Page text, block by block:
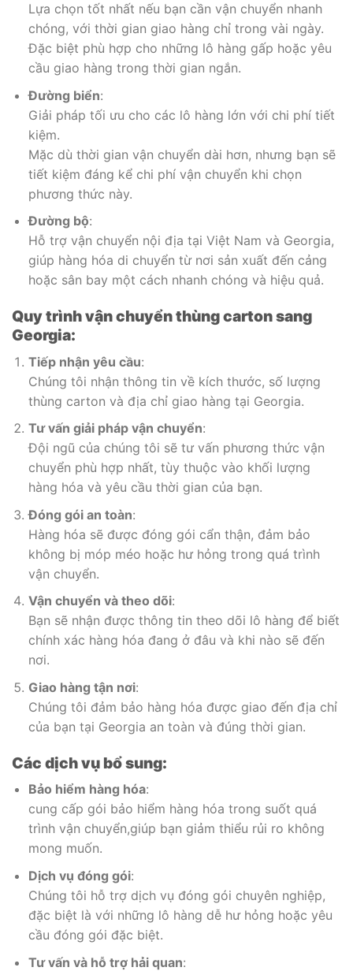
Lựa chọn tốt nhất nếu bạn cần vận chuyển nhanh
chóng, với thời gian giao hàng chỉ trong vài ngày.
Đặc biệt phù hợp cho những lô hàng gấp hoặc yêu
cầu giao hàng trong thời gian ngắn.
Đường biển:
Giải pháp tối ưu cho các lô hàng lớn với chi phí tiết
kiệm.
Mặc dù thời gian vận chuyển dài hơn, nhưng bạn sẽ
tiết kiệm đáng kể chi phí vận chuyển khi chọn
phương thức này.
Đường bộ:
Hỗ trợ vận chuyển nội địa tại Việt Nam và Georgia,
giúp hàng hóa di chuyển từ nơi sản xuất đến cảng
hoặc sân bay một cách nhanh chóng và hiệu quả.
Quy trình vận chuyển thùng carton sang
Georgia:
Tiếp nhận yêu cầu:
Chúng tôi nhận thông tin về kích thước, số lượng
thùng carton và địa chỉ giao hàng tại Georgia.
Tư vấn giải pháp vận chuyển:
Đội ngũ của chúng tôi sẽ tư vấn phương thức vận
chuyển phù hợp nhất, tùy thuộc vào khối lượng
hàng hóa và yêu cầu thời gian của bạn.
Đóng gói an toàn:
Hàng hóa sẽ được đóng gói cẩn thận, đảm bảo
không bị móp méo hoặc hư hỏng trong quá trình
vận chuyển.
Vận chuyển và theo dõi:
Bạn sẽ nhận được thông tin theo dõi lô hàng để biết
chính xác hàng hóa đang ở đâu và khi nào sẽ đến
nơi.
Giao hàng tận nơi:
Chúng tôi đảm bảo hàng hóa được giao đến địa chỉ
của bạn tại Georgia an toàn và đúng thời gian.
Các dịch vụ bổ sung:
Bảo hiểm hàng hóa:
cung cấp gói bảo hiểm hàng hóa trong suốt quá
trình vận chuyển,giúp bạn giảm thiểu rủi ro không
mong muốn.
Dịch vụ đóng gói:
Chúng tôi hỗ trợ dịch vụ đóng gói chuyên nghiệp,
đặc biệt là với những lô hàng dễ hư hỏng hoặc yêu
cầu đóng gói đặc biệt.
Tư vấn và hỗ trợ hải quan: